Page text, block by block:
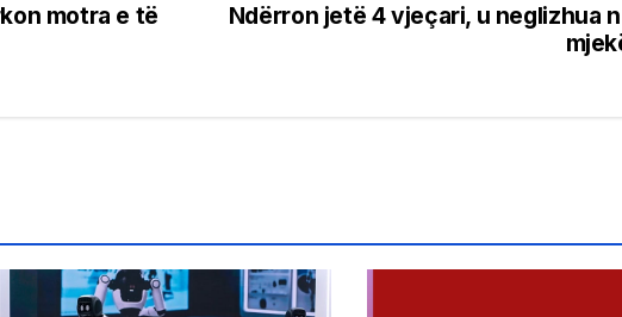
Ndërron jetë 4 vjeçari, u neglizhua
motra e të